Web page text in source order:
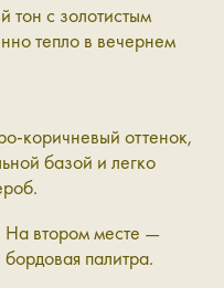
тон с золотистым
тепло в вечернем
коричневый оттенок,
базой и легко
На втором месте —
бордовая палитра.